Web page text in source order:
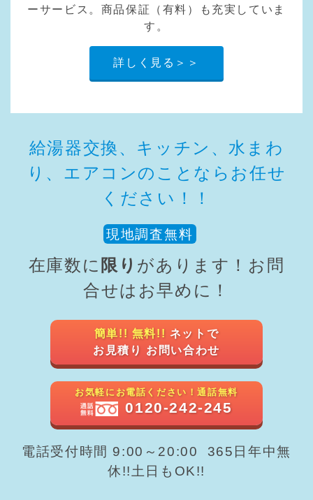
ーサービス。商品保証（有料）も充実していま
す。
詳しく見る＞＞
給湯器交換、キッチン、水まわ
り、エアコンのことならお任せ
ください！！
現地調査無料
在庫数に 限り があります！お問
合せはお早めに！
簡単!! 無料!! ネットで
お見積り お問い合わせ
お気軽にお電話ください！通話無料
0120-242-245
電話受付時間 9:00～20:00 365日年中無
休!!土日もOK!!